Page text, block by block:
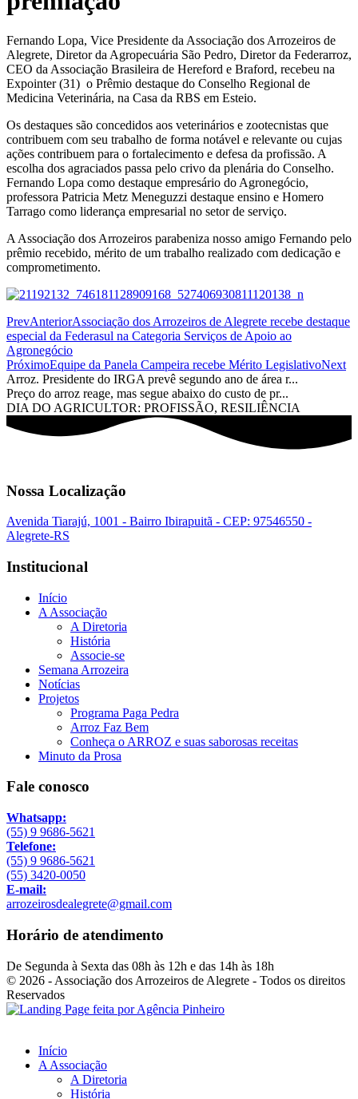
Fernando Lopa, Vice Presidente da Associação dos Arrozeiros de
Alegrete, Diretor da Agropecuária São Pedro, Diretor da Federarroz,
CEO da Associação Brasileira de Hereford e Braford, recebeu na
Expointer (31) o Prêmio destaque do Conselho Regional de
Medicina Veterinária, na Casa da RBS em Esteio.
Os destaques são concedidos aos veterinários e zootecnistas que
contribuem com seu trabalho de forma notável e relevante ou cujas
ações contribuem para o fortalecimento e defesa da profissão. A
escolha dos agraciados passa pelo crivo da plenária do Conselho.
Fernando Lopa como destaque empresário do Agronegócio,
professora Patricia Metz Meneguzzi destaque ensino e Homero
Tarrago como liderança empresarial no setor de serviço.
A Associação dos Arrozeiros parabeniza nosso amigo Fernando pelo
prêmio recebido, mérito de um trabalho realizado com dedicação e
comprometimento.
PrevAnteriorAssociação dos Arrozeiros de Alegrete recebe destaque
especial da Federasul na Categoria Serviços de Apoio ao
Agronegócio
PróximoEquipe da Panela Campeira recebe Mérito LegislativoNext
Arroz. Presidente do IRGA prevê segundo ano de área r...
Preço do arroz reage, mas segue abaixo do custo de pr...
DIA DO AGRICULTOR: PROFISSÃO, RESILIÊNCIA
Nossa Localização
Avenida Tiarajú, 1001 - Bairro Ibirapuitã - CEP: 97546550 -
Alegrete-RS
Institucional
Início
A Associação
A Diretoria
História
Associe-se
Semana Arrozeira
Notícias
Projetos
Programa Paga Pedra
Arroz Faz Bem
Conheça o ARROZ e suas saborosas receitas
Minuto da Prosa
Fale conosco
Whatsapp:
(55) 9 9686-5621
Telefone:
(55) 9 9686-5621
(55) 3420-0050
E-mail:
arrozeirosdealegrete@gmail.com
Horário de atendimento
De Segunda à Sexta das 08h às 12h e das 14h às 18h
© 2026 - Associação dos Arrozeiros de Alegrete - Todos os direitos
Reservados
Início
A Associação
A Diretoria
História